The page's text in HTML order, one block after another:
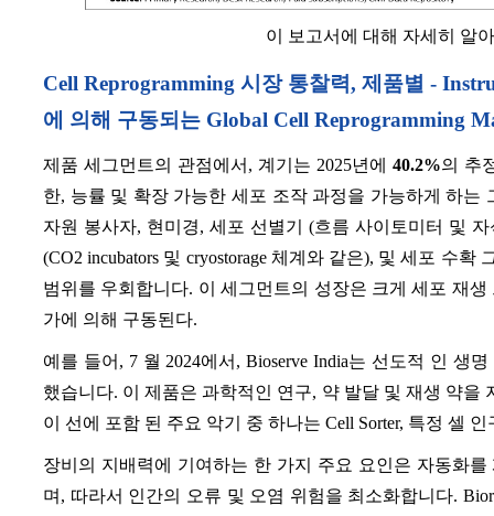
이 보고서에 대해 자세히 알
Cell Reprogramming 시장 통찰력, 제품별 -
에 의해 구동되는 Global Cell Reprogramming
제품 세그먼트의 관점에서, 계기는 2025년에 40.2%의 추
한, 능률 및 확장 가능한 세포 조작 과정을 가능하게 하
자원 봉사자, 현미경, 세포 선별기 (흐름 사이토미터 및
(CO2 incubators 및 cryostorage 체계와 같은), 및 세포 수
범위를 우회합니다. 이 세그먼트의 성장은 크게 세포 재
가에 의해 구동된다.
예를 들어, 7 월 2024에서, Bioserve India는 선도적 인 생
했습니다. 이 제품은 과학적인 연구, 약 발달 및 재생 약
이 선에 포함 된 주요 악기 중 하나는 Cell Sorter, 특정 셀
장비의 지배력에 기여하는 한 가지 주요 요인은 자동화
며, 따라서 인간의 오류 및 오염 위험을 최소화합니다.